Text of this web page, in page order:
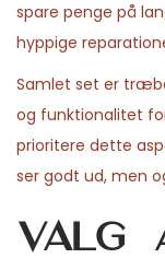
spare penge på
hyppige
Samlet set er
og funktionalitet
prioritere dette
ser godt ud, men
Valg